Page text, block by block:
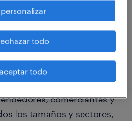
este entorno.
digital, en todos
se transformaron en
la planificación,
de las estrategias
comerciantes y
los tamaños y sectores,
personalizar
todo
aceptar todo